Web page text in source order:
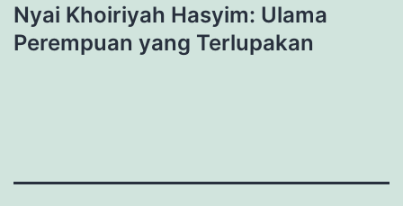
Nyai Khoiriyah Hasyim: Ulama
Perempuan yang Terlupakan